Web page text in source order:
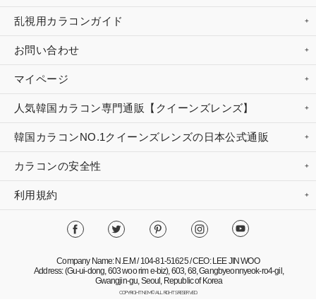
乱視用カラコンガイド
お問い合わせ
マイページ
人気韓国カラコン専門通販【クイーンズレンズ】
韓国カラコンNO.1クイーンズレンズの日本公式通販
カラコンの安全性
利用規約
Company Name: N.E.M / 104-81-51625 / CEO: LEE JIN WOO
Address: (Gu-ui-dong, 603 woo rim e-biz), 603, 68, Gangbyeonnyeok-ro4-gil,
Gwangjin-gu, Seoul, Republic of Korea
COPYRIGHT NEM© ALL RIGHTS RESERVED.